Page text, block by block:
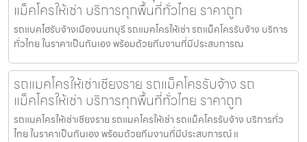
แม็คโครให้เช่า บริการทุกพื้นที่ทั่วไทย ราคาถูก
รถแบคโฮรับจ้างเมืองนนทบุรี รถแมคโครให้เช่า รถแม็คโครรับจ้าง บริการ
ทั่วไทย ในราคาเป็นกันเอง พร้อมด้วยทีมงานที่มีประสบการณ
รถแมคโครให้เช่าเชียงราย รถแม็คโครรับจ้าง รถ
แม็คโครให้เช่า บริการทุกพื้นที่ทั่วไทย ราคาถูก
รถแมคโครให้เช่าเชียงราย รถแมคโครให้เช่า รถแม็คโครรับจ้าง บริการทั่ว
ไทย ในราคาเป็นกันเอง พร้อมด้วยทีมงานที่มีประสบการณ์ แ